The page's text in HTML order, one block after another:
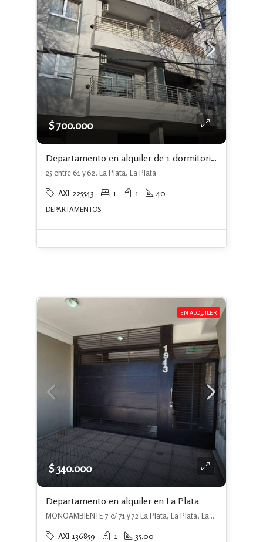
$ 700.000
Departamento en alquiler de 1 dormitorio en La Plata
25 entre 61 y 62, La Plata, La Plata
AXI-225543 1 1 40
DEPARTAMENTOS
EN ALQUILER
$ 340.000
Departamento en alquiler en La Plata
MONOAMBIENTE 7 e/ 71 y 72 La Plata, La Plata, La Plata
AXI-136859 1 35.00